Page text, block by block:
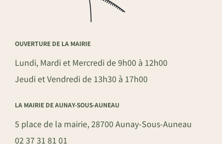
OUVERTURE DE LA MAIRIE
Lundi, Mardi et Mercredi de 9h00 à 12h00
Jeudi et Vendredi de 13h30 à 17h00
LA MAIRIE DE AUNAY-SOUS-AUNEAU
5 place de la mairie, 28700 Aunay-Sous-Auneau
02 37 31 81 01